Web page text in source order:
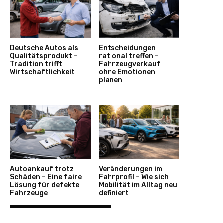
Deutsche Autos als
Qualitätsprodukt –
Tradition trifft
Wirtschaftlichkeit
Entscheidungen
rational treffen –
Fahrzeugverkauf
ohne Emotionen
planen
Autoankauf trotz
Schäden – Eine faire
Lösung für defekte
Fahrzeuge
Veränderungen im
Fahrprofil – Wie sich
Mobilität im Alltag neu
definiert